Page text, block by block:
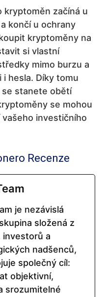
kryptoměn začíná u
končí u ochrany
kryptoměny na
si vlastní
mimo burzu a
hesla. Díky tomu
stanete obětí
se mohou
investičního
Recenze
je nezávislá
složená z
investorů a
nadšenců,
společný cíl:
objektivní,
srozumitelné